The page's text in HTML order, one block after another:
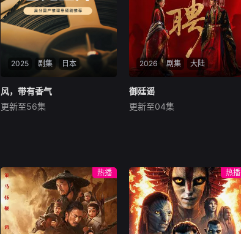
不再相信情感，空虚
集资风波等种种挫折后
2025 剧集 日本
风，带有香气
见上爱
士大关和与铃木雅的真实经
历，描绘了她们推动护士注册
制度、设立派出看护妇会协助
防疫的历程。 明治18年，
日本首个护士培训学
风，带有香气
更新至56集
2026 剧集 大陆
御廷谣
吴谨言 陈哲远
被他从死人堆里救出来，蓬头
垢面口齿不清。十年后的她才
学满腹、冠盖众人，于女子进
士科上大方异彩，成为
御廷谣
更新至04集
热播 热播